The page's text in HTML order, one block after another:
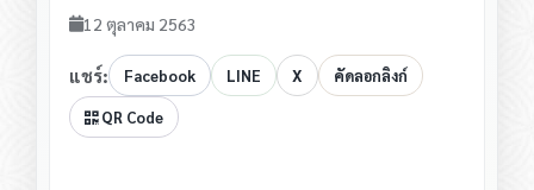
12 ตุลาคม 2563
แชร์: Facebook LINE X คัดลอกลิงก์
QR Code